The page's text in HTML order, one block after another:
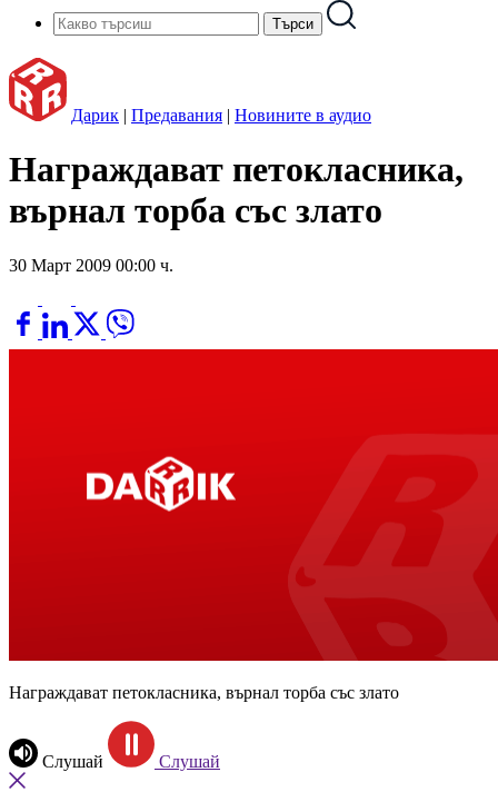
Дарик | Предавания | Новините в аудио
Награждават петокласника,
върнал торба със злато
30 Март 2009 00:00 ч.
Награждават петокласника, върнал торба със злато
Слушай Слушай